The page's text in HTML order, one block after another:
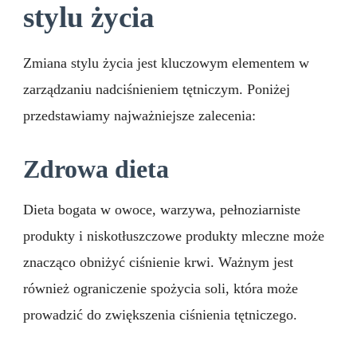
stylu życia
Zmiana stylu życia jest kluczowym elementem w
zarządzaniu nadciśnieniem tętniczym. Poniżej
przedstawiamy najważniejsze zalecenia:
Zdrowa dieta
Dieta bogata w owoce, warzywa, pełnoziarniste
produkty i niskotłuszczowe produkty mleczne może
znacząco obniżyć ciśnienie krwi. Ważnym jest
również ograniczenie spożycia soli, która może
prowadzić do zwiększenia ciśnienia tętniczego.